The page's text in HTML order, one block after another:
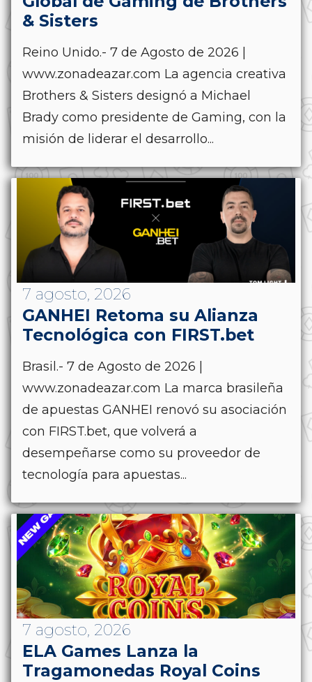
& Sisters
Reino Unido.- 7 de Agosto de 2026 |
www.zonadeazar.com La agencia creativa
Brothers & Sisters designó a Michael
Brady como presidente de Gaming, con la
misión de liderar el desarrollo...
7 agosto, 2026
GANHEI Retoma su Alianza
Tecnológica con FIRST.bet
Brasil.- 7 de Agosto de 2026 |
www.zonadeazar.com La marca brasileña
de apuestas GANHEI renovó su asociación
con FIRST.bet, que volverá a
desempeñarse como su proveedor de
tecnología para apuestas...
7 agosto, 2026
ELA Games Lanza la
Tragamonedas Royal Coins